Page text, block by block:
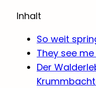
Inhalt
So weit
They see me
Der